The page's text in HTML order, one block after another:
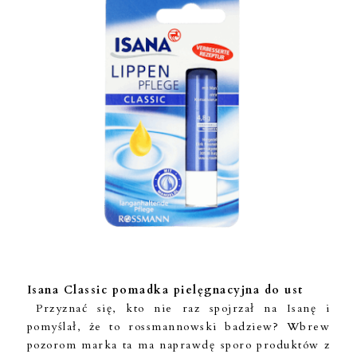
Isana Classic pomadka pielęgnacyjna do ust
Przyznać się, kto nie raz spojrzał na Isanę i
pomyślał, że to rossmannowski badziew? Wbrew
pozorom marka ta ma naprawdę sporo produktów z